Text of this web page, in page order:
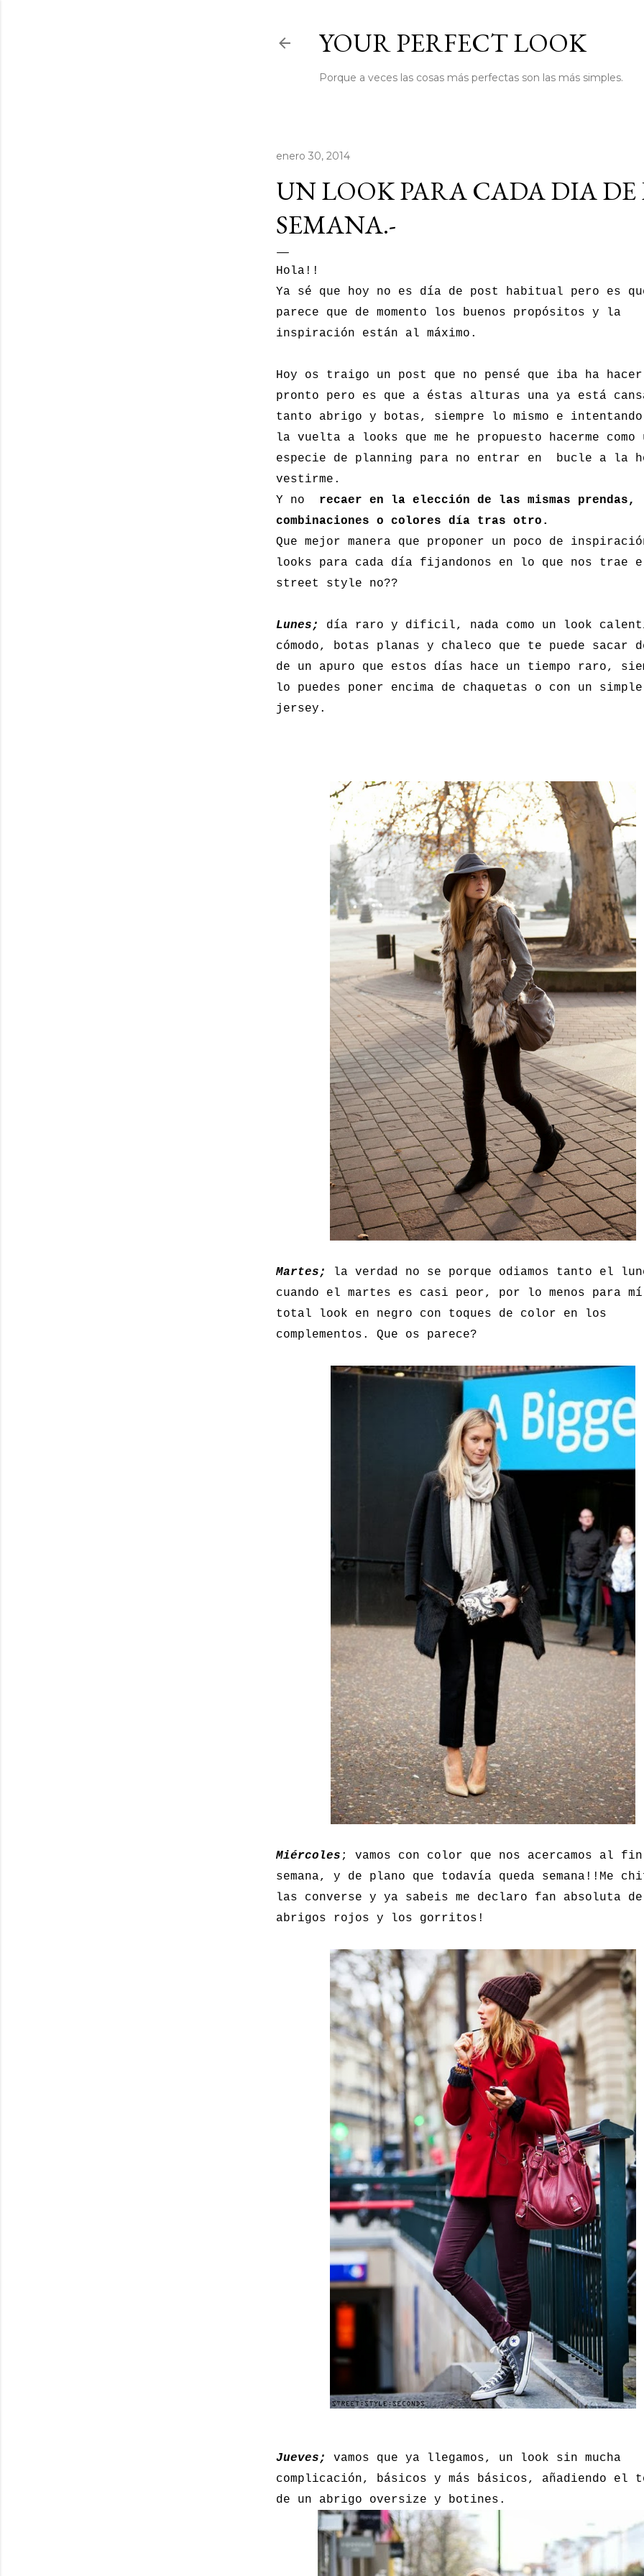
YOUR PERFECT LOOK
Porque a veces las cosas más perfectas son las más simples.
enero 30, 2014
UN LOOK PARA CADA DIA DE
SEMANA.-
Hola!!
Ya sé que hoy no es día de post habitual pero es
parece que de momento los buenos propósitos y la
inspiración están al máximo.
Hoy os traigo un post que no pensé que iba ha
pronto pero es que a éstas alturas una ya está
tanto abrigo y botas, siempre lo mismo e
la vuelta a looks que me he propuesto hacerme como
especie de planning para no entrar en bucle a la
vestirme.
Y no recaer en la elección de las mismas prendas,
combinaciones o colores día tras otro.
Que mejor manera que proponer un poco de
looks para cada día fijandonos en lo que nos trae
street style no??
Lunes;
día raro y dificil, nada como un look
cómodo, botas planas y chaleco que te puede sacar
de un apuro que estos días hace un tiempo raro,
lo puedes poner encima de chaquetas o con un simple
jersey.
Martes;
la verdad no se porque odiamos tanto el
cuando el martes es casi peor, por lo menos para
total look en negro con toques de color en los
complementos. Que os parece?
Miércoles ; vamos con color que nos acercamos al
semana, y de plano que todavía queda semana!!Me
las converse y ya sabeis me declaro fan absoluta
abrigos rojos y los gorritos!
Jueves;
vamos que ya llegamos, un look sin mucha
complicación, básicos y más básicos, añadiendo el
de un abrigo oversize y botines.